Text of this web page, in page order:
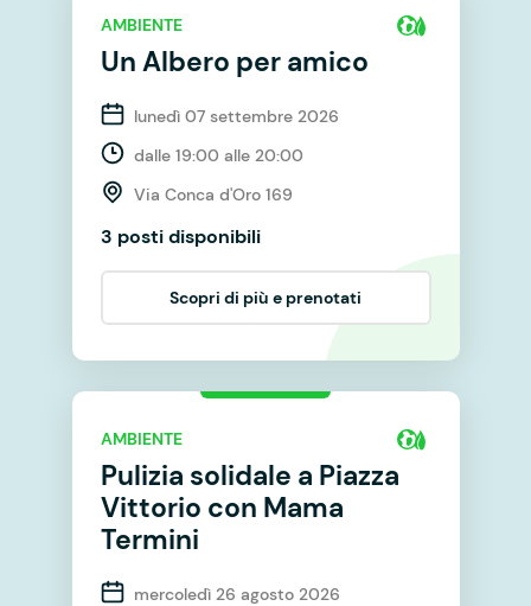
AMBIENTE
Un Albero per amico
lunedì 07 settembre 2026
dalle 19:00 alle 20:00
Via Conca d'Oro 169
3 posti disponibili
Scopri di più e prenotati
AMBIENTE
Pulizia solidale a Piazza
Vittorio con Mama
Termini
mercoledì 26 agosto 2026